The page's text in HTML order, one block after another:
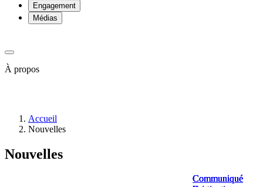
Engagement
Médias
À propos
propos
de
Direction
et
Accueil
Nouvelles
Nouvelles
Communiqué
Communiqué
Communiqué
Communiqué